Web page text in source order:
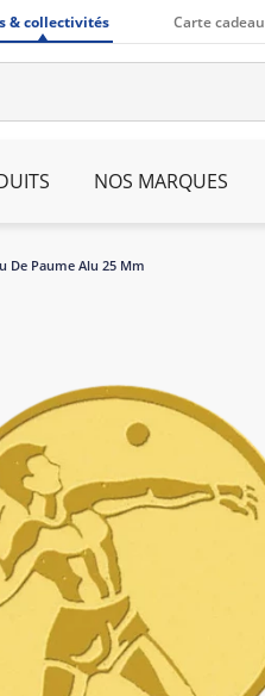
& collectivités Carte cadeau
NOS MARQUES
De Paume Alu 25 Mm